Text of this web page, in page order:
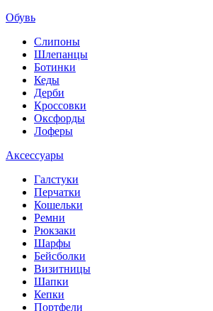
Обувь
Слипоны
Шлепанцы
Ботинки
Кеды
Дерби
Кроссовки
Оксфорды
Лоферы
Аксессуары
Галстуки
Перчатки
Кошельки
Ремни
Рюкзаки
Шарфы
Бейсболки
Визитницы
Шапки
Кепки
Портфели